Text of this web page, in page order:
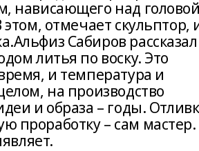
нависающего над
отмечает скульптор,
Сабиров рассказал
литья по воску. Это
и температура и
на производство
и образа – годы.
проработку – сам мастер.